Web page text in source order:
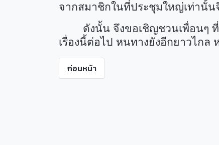
จากสมาชิกในที่ประชุมใหญ่เท่านั้น
ดังนั้น จึงขอเชิญชวนเพื่อนๆ ที่ยั
เรื่องนี้ต่อไป หนทางยังอีกยาวไกล
ก่อนหน้า